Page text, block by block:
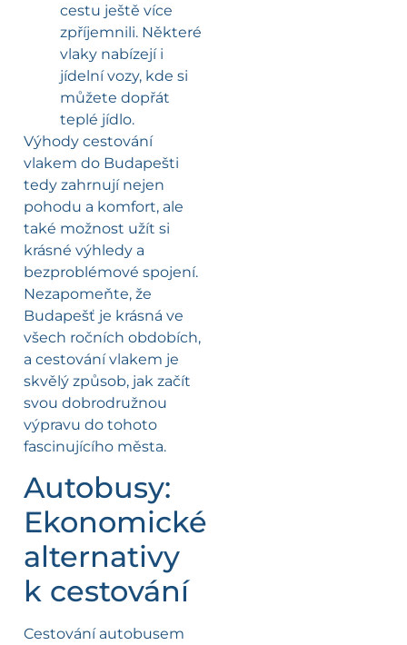
cestu ještě více
zpříjemnili. Některé
vlaky nabízejí i
jídelní vozy, kde si
můžete dopřát
teplé jídlo.
Výhody cestování
vlakem do Budapešti
tedy zahrnují nejen
pohodu a komfort, ale
také možnost užít si
krásné výhledy a
bezproblémové spojení.
Nezapomeňte, že
Budapešť je krásná ve
všech ročních obdobích,
a cestování vlakem je
skvělý způsob, jak začít
svou dobrodružnou
výpravu do tohoto
fascinujícího města.
Autobusy:
Ekonomické
alternativy
k cestování
Cestování autobusem